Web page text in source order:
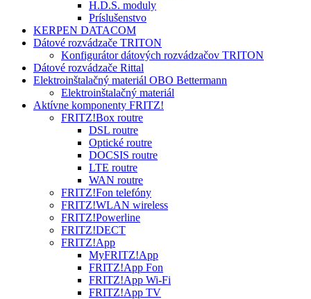
H.D.S. moduly
Príslušenstvo
KERPEN DATACOM
Dátové rozvádzače TRITON
Konfigurátor dátových rozvádzačov TRITON
Dátové rozvádzače Rittal
Elektroinštalačný materiál OBO Bettermann
Elektroinštalačný materiál
Aktívne komponenty FRITZ!
FRITZ!Box routre
DSL routre
Optické routre
DOCSIS routre
LTE routre
WAN routre
FRITZ!Fon telefóny
FRITZ!WLAN wireless
FRITZ!Powerline
FRITZ!DECT
FRITZ!App
MyFRITZ!App
FRITZ!App Fon
FRITZ!App Wi-Fi
FRITZ!App TV